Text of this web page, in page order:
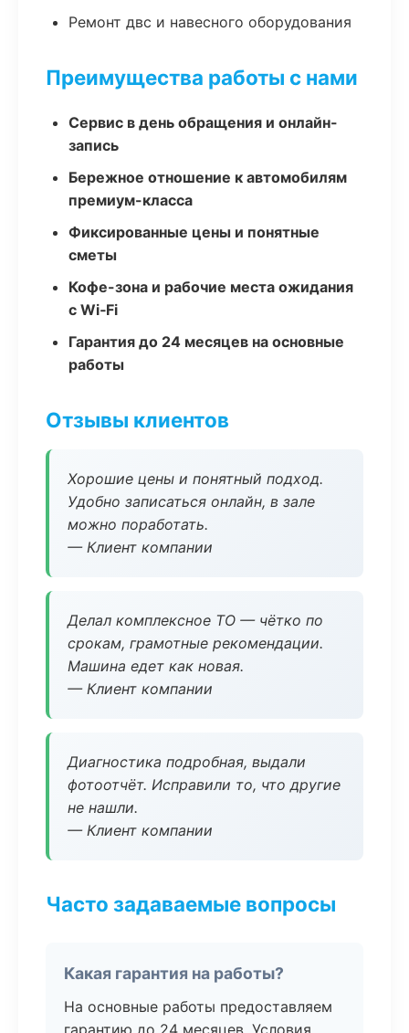
Ремонт двс и навесного оборудования
Преимущества работы с нами
Сервис в день обращения и онлайн-
запись
Бережное отношение к автомобилям
премиум-класса
Фиксированные цены и понятные
сметы
Кофе-зона и рабочие места ожидания
с Wi‑Fi
Гарантия до 24 месяцев на основные
работы
Отзывы клиентов
Хорошие цены и понятный подход.
Удобно записаться онлайн, в зале
можно поработать.
— Клиент компании
Делал комплексное ТО — чётко по
срокам, грамотные рекомендации.
Машина едет как новая.
— Клиент компании
Диагностика подробная, выдали
фотоотчёт. Исправили то, что другие
не нашли.
— Клиент компании
Часто задаваемые вопросы
Какая гарантия на работы?
На основные работы предоставляем
гарантию до 24 месяцев. Условия